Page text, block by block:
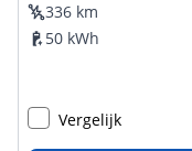
336 km
50 kWh
Vergelijk